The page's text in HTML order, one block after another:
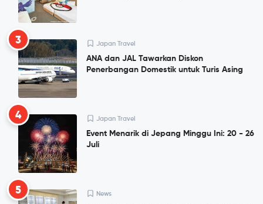
3 Japan Travel
ANA dan JAL Tawarkan Diskon
Penerbangan Domestik untuk Turis Asing
4 Japan Travel
Event Menarik di Jepang Minggu Ini: 20 - 26
Juli
5 News